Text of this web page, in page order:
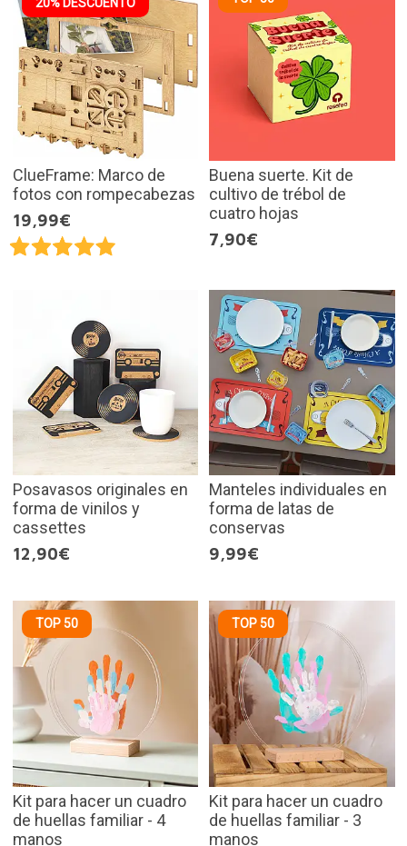
ClueFrame: Marco de
fotos con rompecabezas
19,99€
Buena suerte. Kit de
cultivo de trébol de
cuatro hojas
7,90€
Posavasos originales en
forma de vinilos y
cassettes
12,90€
Manteles individuales en
forma de latas de
conservas
9,99€
TOP 50
Kit para hacer un cuadro
de huellas familiar - 4
manos
TOP 50
Kit para hacer un cuadro
de huellas familiar - 3
manos